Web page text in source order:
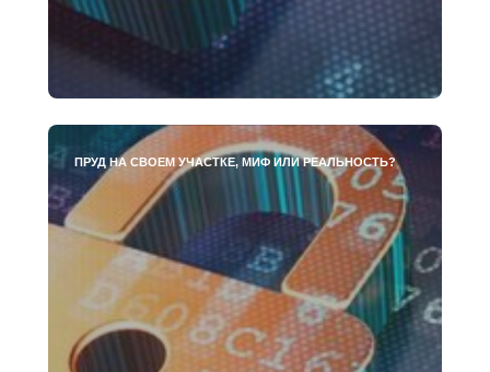
ПРУД НА СВОЕМ УЧАСТКЕ, МИФ ИЛИ РЕАЛЬНОСТЬ?